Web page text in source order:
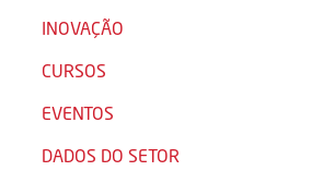
INOVAÇÃO
CURSOS
EVENTOS
DADOS DO SETOR